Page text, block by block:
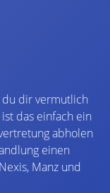
du dir vermutlich
das einfach ein
abholen
einen
Manz und